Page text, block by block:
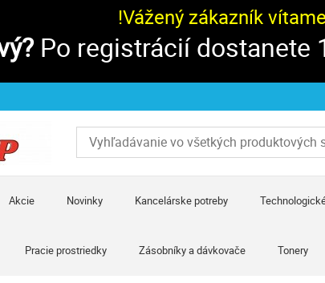
!Vážený zákazník
Po registrácií dostanete
Akcie Novinky Kancelárske potreby
Pracie prostriedky Zásobníky a dávkovače Tonery